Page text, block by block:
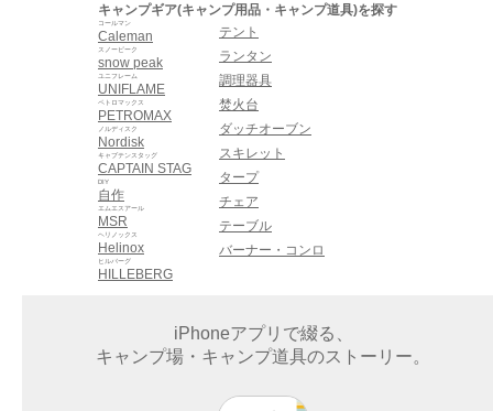
キャンプギア(キャンプ用品・キャンプ道具)を探す
Caleman
コールマン
snow peak
スノーピーク
UNIFLAME
ユニフレーム
PETROMAX
ペトロマックス
Nordisk
ノルディスク
CAPTAIN STAG
キャプテンスタッグ
自作
DIY
MSR
エムエスアール
Helinox
ヘリノックス
HILLEBERG
ヒルバーグ
テント
ランタン
調理器具
焚火台
ダッチオーブン
スキレット
タープ
チェア
テーブル
バーナー・コンロ
iPhoneアプリで綴る、
キャンプ場・キャンプ道具のストーリー。